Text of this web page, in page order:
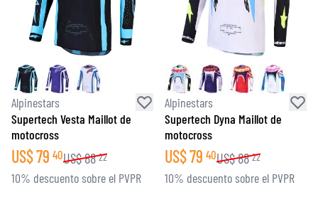
Alpinestars
Supertech Vesta Maillot de
motocross
US$79 40US$88 22
10% descuento sobre el PVPR
Alpinestars
Supertech Dyna Maillot de
motocross
US$79 40US$88 22
10% descuento sobre el PVPR